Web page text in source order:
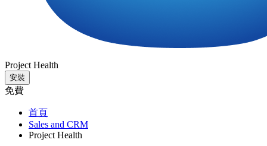
Project Health
安裝
免費
首頁
Sales and CRM
Project Health